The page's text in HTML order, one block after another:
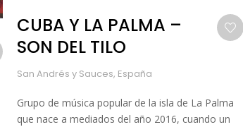
CUBA Y LA PALMA –
SON DEL TILO
San Andrés y Sauces, España
Grupo de música popular de la isla de La Palma
que nace a mediados del año 2016, cuando un